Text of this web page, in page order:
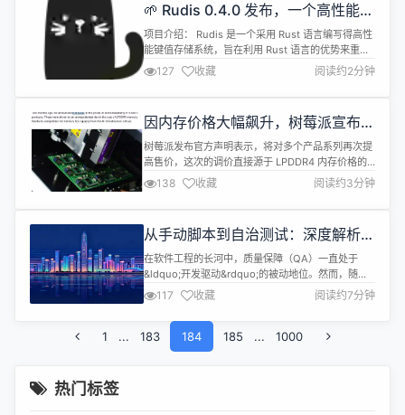
🌱 Rudis 0.4.0 发布，一个高性能内
存数据库
项目介绍： Rudis 是一个采用 Rust 语言编写得高性
能键值存储系统，旨在利用 Rust 语言的优势来重新
复现 Rudis 的核心功能，以满足用户对高性能、可靠
性和安全性的需求，同时保证与 Rudis API 的兼容。
跨平台，兼容 windows、linux 系统架构。 兼容 字
供...
127 收藏 阅读约2分钟
因内存价格大幅飙升，树莓派宣布新
一轮涨价
树莓派发布官方声明表示，将对多个产品系列再次提
高售价，这次的调价直接源于 LPDDR4 内存价格的
大幅上涨 &mdash;&mdash; 主要受 AI 基础设施对
内存产能的激烈争夺影响，导致内存供应紧张与成本
飙升。 公司指出，自去年底首次涨价后，进入 2026
季度翻倍增长，使得继续维持原有价格变得...
138 收藏 阅读约3分钟
从手动脚本到自治测试：深度解析软
件质量工程在AI时代的技术范式重构
在软件工程的长河中，质量保障（QA）一直处于
&ldquo;开发驱动&rdquo;的被动地位。然而，随着
人工智能（AI）与大模型（LLM）技术的爆发，QA
正迎来其职业生涯中最重要的技术拐点。2026年1月
23日，在香港生产力促进局（生产力局）举行的技术
沙龙中，一个核心命题引发了全场开发与测试专家的
共鸣：当软件复杂度呈几何级增长时，传统的、基于
117 收藏 阅读约7分钟
1 ... 183 184 185 ... 1000
热门标签